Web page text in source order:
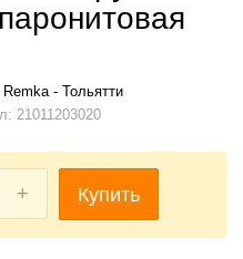
Remka - Тольятти
21011203020
+ Купить